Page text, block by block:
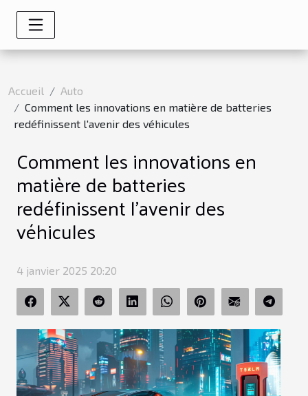
Accueil
Auto
Comment les innovations en matière de batteries
redéfinissent l'avenir des véhicules
Comment les innovations en
matière de batteries
redéfinissent l'avenir des
véhicules
4 janvier 2025 20:20